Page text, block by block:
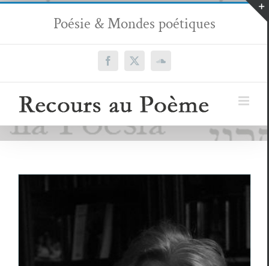
Passer
contenu
Poésie & Mondes poétiques
Facebook
X SoundCloud